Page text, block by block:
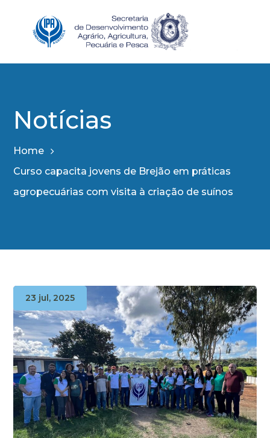
Notícias
Home
Curso capacita jovens de Brejão em práticas
agropecuárias com visita à criação de suínos
23 jul, 2025